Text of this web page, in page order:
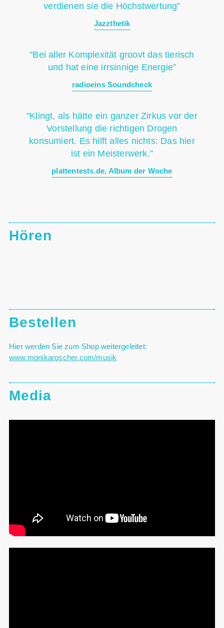
Hören
Bestellen
Hier werden Sie zum Shop weitergeleitet:
www.monikaroscher.com/musik
Media
verdienen sie die Höchstwertung”
Jazzthetik
"Bei aller Komplexität groovt das tierisch
und hat eine irrsinnige Energie”
radioeins Soundcheck
"Klingt, als hätte ein ganzer Zirkus vor der
Vorstellung die richtigen Drogen
konsumiert. Es hilft alles nichts: Das hier
ist ein Meisterwerk.”
plattentests.de, Album der Woche